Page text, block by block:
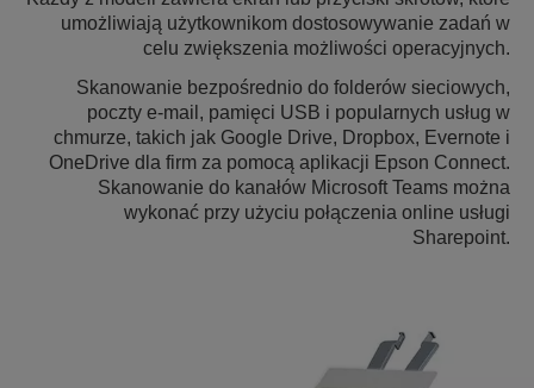
umożliwiają użytkownikom dostosowywanie zadań w
celu zwiększenia możliwości operacyjnych.
Skanowanie bezpośrednio do folderów sieciowych,
poczty e-mail, pamięci USB i popularnych usług w
chmurze, takich jak Google Drive, Dropbox, Evernote i
OneDrive dla firm za pomocą aplikacji Epson Connect.
Skanowanie do kanałów Microsoft Teams można
wykonać przy użyciu połączenia online usługi
Sharepoint.